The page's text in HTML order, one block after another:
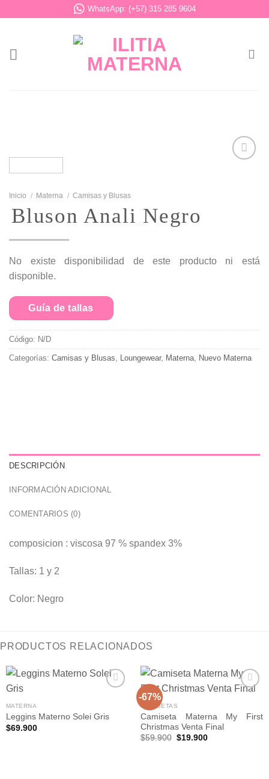
WhatsApp: (+57) 315 285 9604
Inicio / Materna / Camisas y Blusas
Bluson Anali Negro
No existe disponibilidad de este producto ni está
disponible.
Guía de tallas
Código: N/D
Categorías: Camisas y Blusas Loungewear, Materna Nuevo Materna
DESCRIPCIÓN
INFORMACIÓN ADICIONAL
COMENTARIOS (0)
composicion : viscosa 97 % spandex 3%
Tallas: 1 y 2
Color: Negro
PRODUCTOS RELACIONADOS
Añadir
MATERNA
Leggins Materno Solei Gris
$69.900
-67%
Añadir
CAMISETAS
Camiseta Materna My First
Christmas Venta Final
$59.900 El
$19.900El